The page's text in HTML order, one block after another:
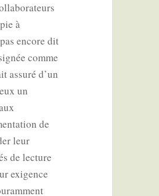
à
encore dit
comme
assu­ré d’un
un
de
leur
de lec­ture
exi­gence